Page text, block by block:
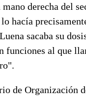
derecha del
hacía
sacaba su
funciones al que
de Organización